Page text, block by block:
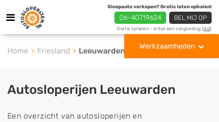
Sloopauto verkopen? Gratis laten ophalen!
06-40719624 BEL MIJ OP
Gratis ophalen - Altijd een vergoeding [Ad]
Werkzaamheden
Home Friesland Leeuwarden
Autosloperijen Leeuwarden
Een overzicht van autosloperijen en